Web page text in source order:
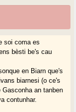
soi coma es
bèsti be's cau
en Biarn que's
biarnesi (o ce's
an tanben
contunhar.